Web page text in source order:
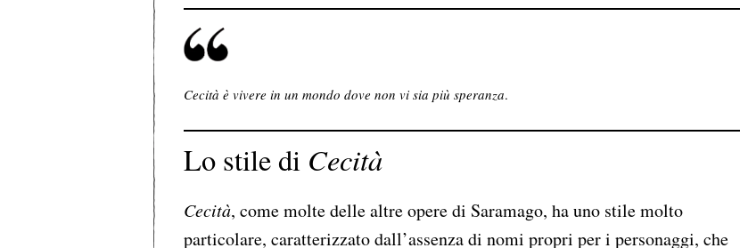
Cecità è vivere in un mondo dove non vi sia più speranza.
Lo stile di Cecità
Cecità, come molte delle altre opere di Saramago, ha uno stile molto
particolare, caratterizzato dall’assenza di nomi propri per i personaggi, che